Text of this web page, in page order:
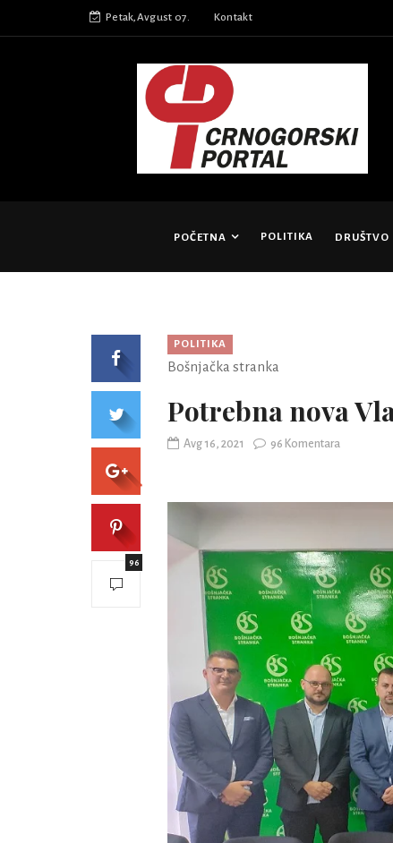
Petak,Avgust 07. Kontakt
POČETNA POLITIKA DRUŠTVO
POLITIKA
Bošnjačka stranka
Potrebna nova
Avg 16, 2021 96 Komentara
96